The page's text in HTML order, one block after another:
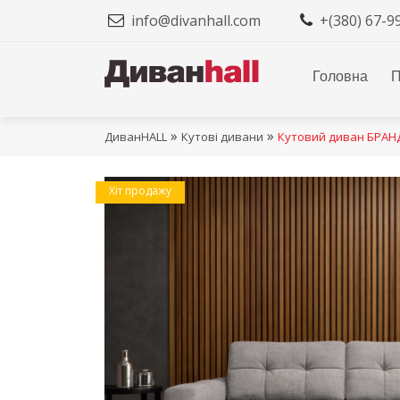
info@divanhall.com +(380) 67-
Головна
ДиванHALL » Кутові дивани » Кутовий диван
Хіт продажу